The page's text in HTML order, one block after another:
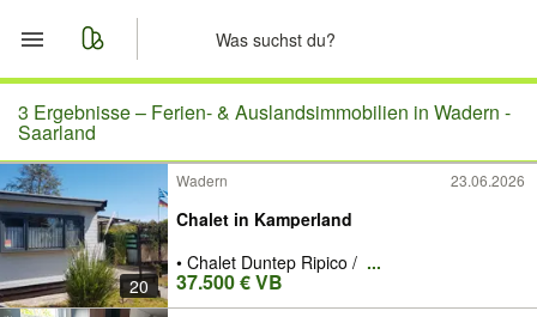
Start
Merkliste
Nachrichten
Anzeige aufgeben
3 Ergebnisse – Ferien- & Auslandsimmobilien in Wadern -
Saarland
20
Wadern 23.06.2026
Chalet in Kamperland
• Chalet Duntep Ripico / ...
37.500 € VB